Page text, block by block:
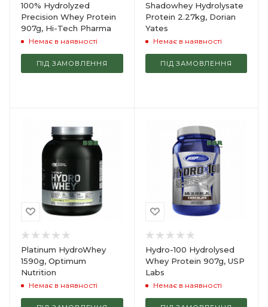
100% Hydrolyzed
Precision Whey Protein
907g, Hi-Tech Pharma
Немає в наявності
ПІД ЗАМОВЛЕННЯ
Shadowhey Hydrolysate
Protein 2.27kg, Dorian
Yates
Немає в наявності
ПІД ЗАМОВЛЕННЯ
Platinum HydroWhey
1590g, Optimum
Nutrition
Немає в наявності
Hydro-100 Hydrolysed
Whey Protein 907g, USP
Labs
Немає в наявності